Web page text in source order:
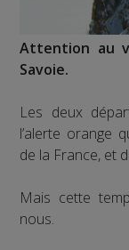
Attention au
Savoie.
Les deux
l’alerte orange
de la France, et
Mais cette
nous.